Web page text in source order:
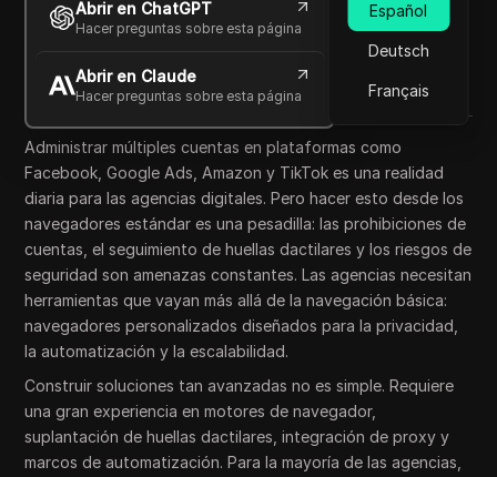
Español
Deutsch
Français
Abrir en ChatGPT
Hacer preguntas sobre esta página
Abrir en Claude
Hacer preguntas sobre esta página
22 oct 2025 3 minuto de lectura
Copy Link
Administrar múltiples cuentas en plataformas como
Facebook, Google Ads, Amazon y TikTok es una realidad
diaria para las agencias digitales. Pero hacer esto desde los
navegadores estándar es una pesadilla: las prohibiciones de
cuentas, el seguimiento de huellas dactilares y los riesgos de
seguridad son amenazas constantes. Las agencias necesitan
herramientas que vayan más allá de la navegación básica:
navegadores personalizados diseñados para la privacidad,
la automatización y la escalabilidad.
Construir soluciones tan avanzadas no es simple. Requiere
una gran experiencia en motores de navegador,
suplantación de huellas dactilares, integración de proxy y
marcos de automatización. Para la mayoría de las agencias,